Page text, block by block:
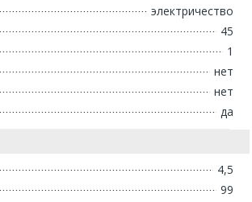
электричество
45
1
нет
нет
да
4,5
99